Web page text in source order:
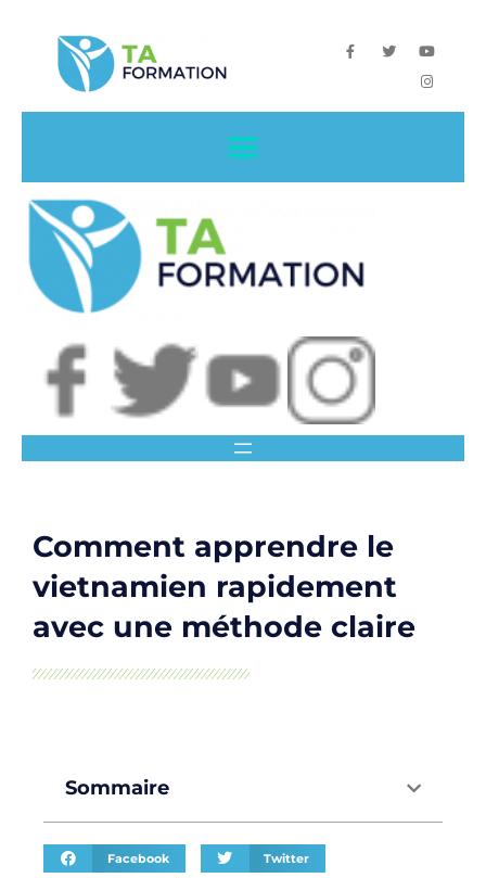
Comment apprendre le
vietnamien rapidement
avec une méthode claire
Sommaire
Facebook Twitter